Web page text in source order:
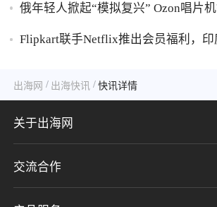
俄年轻人掀起“模拟复兴” Ozon唱片
Flipkart联手Netflix推出会员福利，印
出海网 / 出海快讯 / 快讯详情
关于出海网
关于我们
交流合作